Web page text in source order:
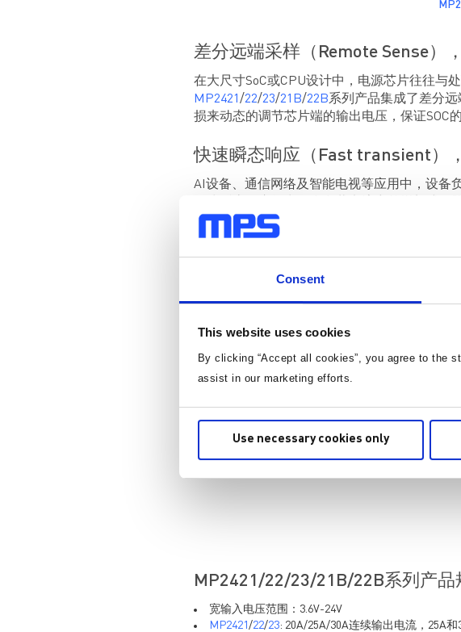
Consent
This website uses cookies
By clicking “Accept all cookies”, you agree to the
assist in our marketing efforts.
Use necessary cookies only
差分远端采样（Remote Sense）
在大尺寸SoC或CPU设计中，电源芯片往往与
MP2421/22/23/21B/22B系列产品集成了差分
损来动态的调节芯片端的输出电压，保证SOC
快速瞬态响应（Fast transient）
AI设备、通信网络及智能电视等应用中，设备
MP2421/22/23/21B/22B系列产品
宽输入电压范围：3.6V-24V
MP2421 /22/23: 20A/25A/30A连续输出电流，25A和